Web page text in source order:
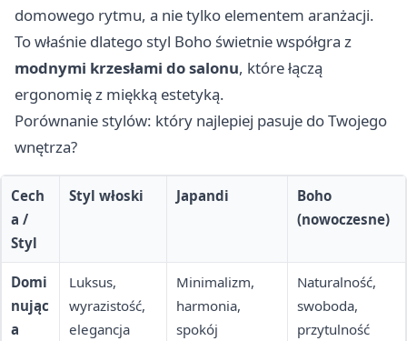
domowego rytmu, a nie tylko elementem aranżacji.
To właśnie dlatego styl Boho świetnie współgra z
modnymi krzesłami do salonu, które łączą
ergonomię z miękką estetyką.
Porównanie stylów: który najlepiej pasuje do Twojego
wnętrza?
Cech
a /
Styl
Styl włoski Japandi
Boho
(nowoczesne)
Domi
nując
a
Luksus,
wyrazistość,
elegancja
Minimalizm,
harmonia,
spokój
Naturalność,
swoboda,
przytulność